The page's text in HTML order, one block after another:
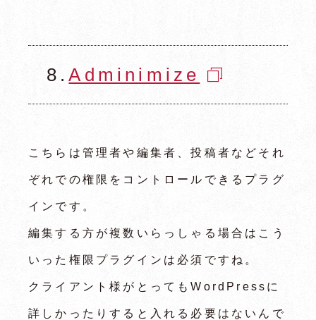
8.Adminimize
こちらは管理者や編集者、投稿者などそれ
ぞれでの権限をコントロールできるプラグ
インです。
編集する方が複数いらっしゃる場合はこう
いった権限プラグインは必須ですね。
クライアント様がとってもWordPressに
詳しかったりすると入れる必要はないんで